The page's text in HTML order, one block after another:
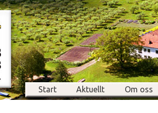
Start Aktuellt Om oss